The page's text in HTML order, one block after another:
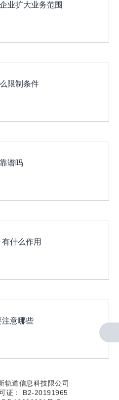
业扩大业务范围
限制条件
谱吗
什么作用
注意哪些
轨道信息科技限公司
证： B2-20191965